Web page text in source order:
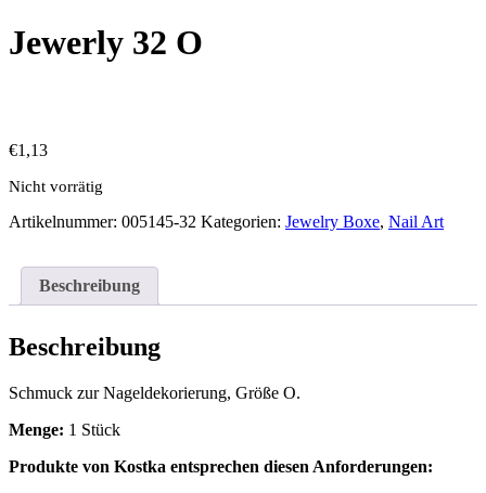
Jewerly 32 O
€1,13
Nicht vorrätig
Artikelnummer: 005145-32 Kategorien: Jewelry Boxe, Nail Art
Beschreibung
Beschreibung
Schmuck zur Nageldekorierung, Größe O.
Menge: 1 Stück
Produkte von Kostka entsprechen diesen Anforderungen: